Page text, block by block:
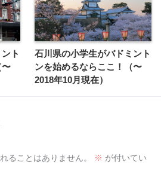
ト
〜
石川県の小学生がバドミント
ンを始めるならここ！（〜
2018年10月現在）
ることはありません。 ※ が付いてい